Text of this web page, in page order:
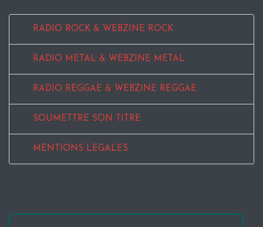
RADIO ROCK & WEBZINE ROCK
RADIO METAL & WEBZINE METAL
RADIO REGGAE & WEBZINE REGGAE
SOUMETTRE SON TITRE
MENTIONS LEGALES